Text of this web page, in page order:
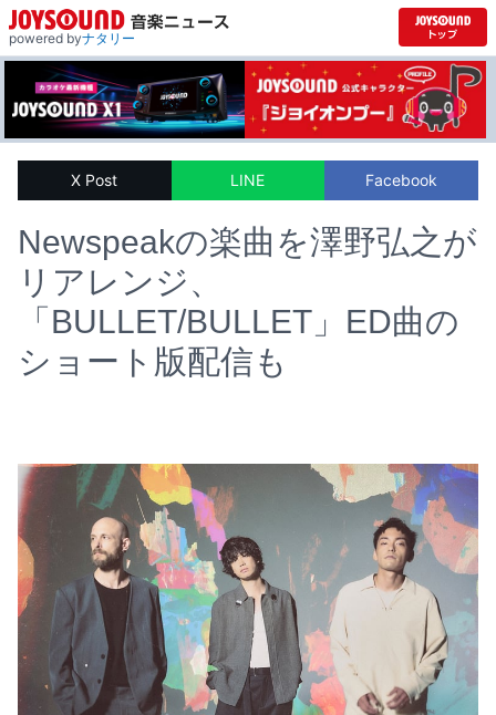
powered byナタリー
X Post LINE Facebook
Newspeakの楽曲を澤野弘之が
リアレンジ、
「BULLET/BULLET」ED曲の
ショート版配信も